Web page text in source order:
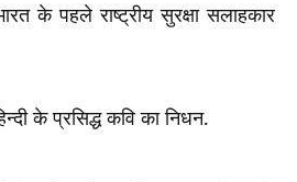
के पहले राष्ट्रीय सुरक्षा सलाहकार
के प्रसिद्ध कवि का निधन.